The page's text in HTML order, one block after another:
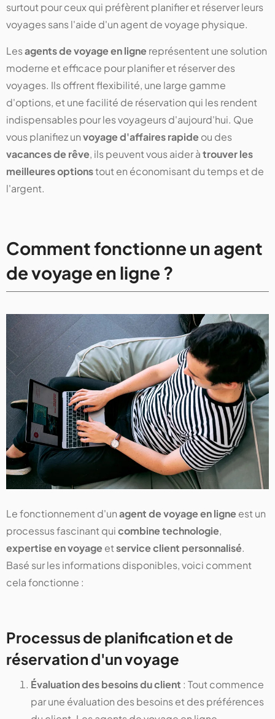
surtout pour ceux qui préfèrent planifier et réserver leurs
voyages sans l'aide d'un agent de voyage physique.
Lesagents de voyage en lignereprésentent une solution
moderne et efficace pour planifier et réserver des
voyages. Ils offrent flexibilité, une large gamme
d'options, et une facilité de réservation qui les rendent
indispensables pour les voyageurs d'aujourd'hui. Que
vous planifiez unvoyage d'affaires rapideou des
vacances de rêve, ils peuvent vous aider àtrouver les
meilleures optionstout en économisant du temps et de
l'argent.
Comment fonctionne un agent
de voyage en ligne ?
Le fonctionnement d'unagent de voyage en ligneest un
processus fascinant quicombine technologie,
expertise en voyageetservice client personnalisé.
Basé sur les informations disponibles, voici comment
cela fonctionne :
Processus de planification et de
réservation d'un voyage
Évaluation des besoins du client : Tout commence
par une évaluation des besoins et des préférences